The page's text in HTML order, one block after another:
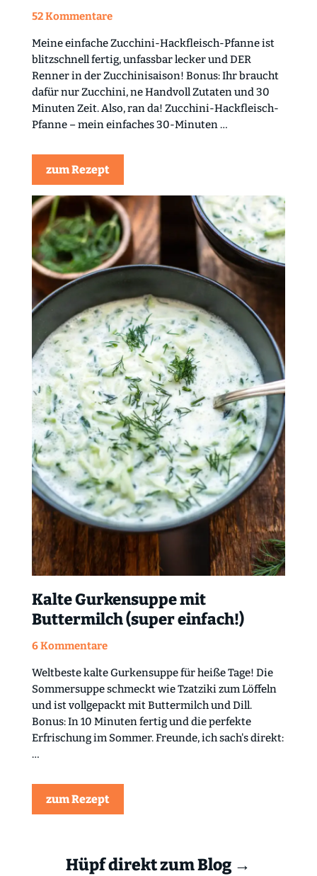
52 Kommentare
Meine einfache Zucchini-Hackfleisch-Pfanne ist
blitzschnell fertig, unfassbar lecker und DER
Renner in der Zucchinisaison! Bonus: Ihr braucht
dafür nur Zucchini, ne Handvoll Zutaten und 30
Minuten Zeit. Also, ran da! Zucchini-Hackfleisch-
Pfanne – mein einfaches 30-Minuten …
zum Rezept
Kalte Gurkensuppe mit
Buttermilch (super einfach!)
6 Kommentare
Weltbeste kalte Gurkensuppe für heiße Tage! Die
Sommersuppe schmeckt wie Tzatziki zum Löffeln
und ist vollgepackt mit Buttermilch und Dill.
Bonus: In 10 Minuten fertig und die perfekte
Erfrischung im Sommer. Freunde, ich sach's direkt:
…
zum Rezept
Hüpf direkt zum Blog →